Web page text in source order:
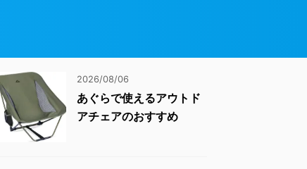
2026/08/06
あぐらで使えるアウトド
アチェアのおすすめ